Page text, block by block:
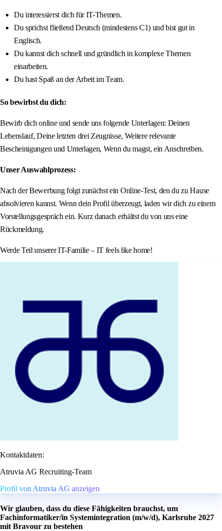
Du interessierst dich für IT-Themen.
Du sprichst fließend Deutsch (mindestens C1) und bist gut in
Englisch.
Du kannst dich schnell und gründlich in komplexe Themen
einarbeiten.
Du hast Spaß an der Arbeit im Team.
So bewirbst du dich:
Bewirb dich online und sende uns folgende Unterlagen: Deinen
Lebenslauf, Deine letzten drei Zeugnisse, Weitere relevante
Bescheinigungen und Unterlagen, Wenn du magst, ein Anschreiben.
Unser Auswahlprozess:
Nach der Bewerbung folgt zunächst ein Online-Test, den du zu Hause
absolvieren kannst. Wenn dein Profil überzeugt, laden wir dich zu einem
Vorstellungsgespräch ein. Kurz danach erhältst du von uns eine
Rückmeldung.
Werde Teil unserer IT-Familie – IT feels like home!
Kontaktdaten:
Atruvia AG Recruiting-Team
Profil von Atruvia AG anzeigen
Wir glauben, dass du diese Fähigkeiten brauchst, um
Fachinformatiker/in Systemintegration (m/w/d), Karlsruhe 2027
mit Bravour zu bestehen